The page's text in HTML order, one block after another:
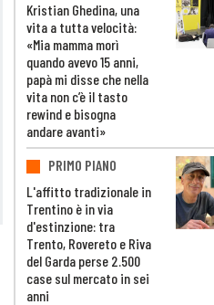
Kristian Ghedina, una
vita a tutta velocità:
«Mia mamma morì
quando avevo 15 anni,
papà mi disse che nella
vita non c’è il tasto
rewind e bisogna
andare avanti»
PRIMO PIANO
L'affitto tradizionale in
Trentino è in via
d'estinzione: tra
Trento, Rovereto e Riva
del Garda perse 2.500
case sul mercato in sei
anni